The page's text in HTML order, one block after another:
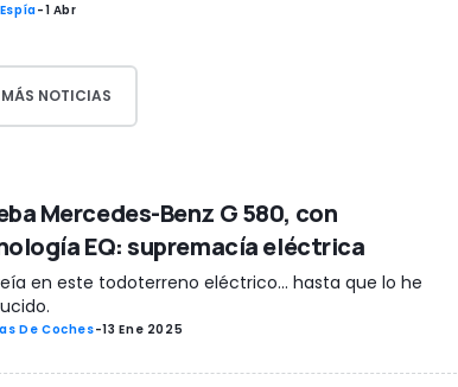
-1 Abr
MÁS NOTICIAS
Mercedes-Benz G 580, con
EQ: supremacía eléctrica
en este todoterreno eléctrico... hasta que lo he
De Coches-13 Ene 2025